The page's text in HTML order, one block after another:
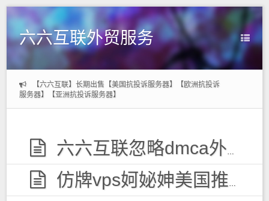
六六互联外贸服务
【六六互联】长期出售【美国抗投诉服务器】【欧洲抗投诉
服务器】【亚洲抗投诉服务器】
六六互联忽略dmca外贸服务器，无视投诉
仿牌vps妸妼妽美国推荐空间主机,防投诉国外欧洲荷兰仿牌服务器外贸抗投诉vps主机空间